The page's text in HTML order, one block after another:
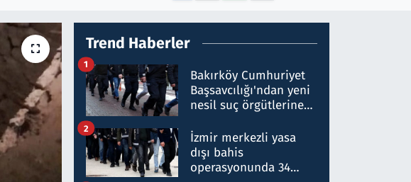
Trend Haberler
Bakırköy Cumhuriyet
Başsavcılığı'ndan yeni
nesil suç örgütlerine
hakkında gözaltı kararı
1
İzmir merkezli yasa
dışı bahis
operasyonunda 34
2